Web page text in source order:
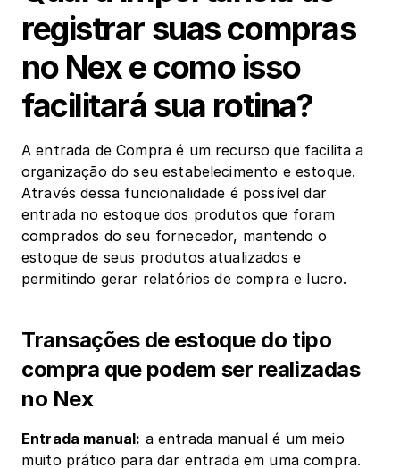
registrar suas compras
no Nex e como isso
facilitará sua rotina?
A entrada de Compra é um recurso que facilita a
organização do seu estabelecimento e estoque.
Através dessa funcionalidade é possível dar
entrada no estoque dos produtos que foram
comprados do seu fornecedor, mantendo o
estoque de seus produtos atualizados e
permitindo gerar relatórios de compra e lucro.
Transações de estoque do tipo
compra que podem ser realizadas
no Nex
Entrada manual: a entrada manual é um meio
muito prático para dar entrada em uma compra.